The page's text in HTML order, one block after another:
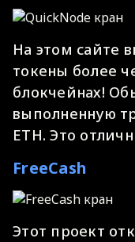
На этом сайте
токены более
блокчейнах!
выполненную
ETH. Это
FreeCash
Этот проект